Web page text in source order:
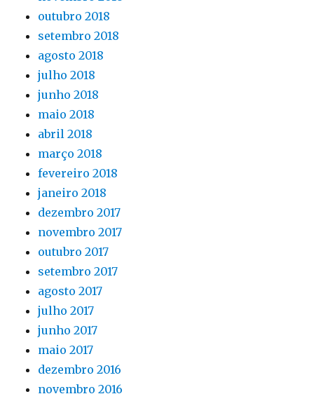
outubro 2018
setembro 2018
agosto 2018
julho 2018
junho 2018
maio 2018
abril 2018
março 2018
fevereiro 2018
janeiro 2018
dezembro 2017
novembro 2017
outubro 2017
setembro 2017
agosto 2017
julho 2017
junho 2017
maio 2017
dezembro 2016
novembro 2016